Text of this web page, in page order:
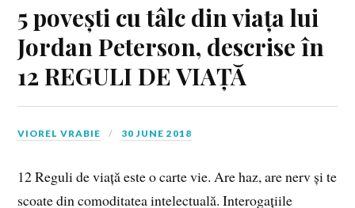
5 povești cu tâlc din viața lui
Jordan Peterson, descrise în
12 REGULI DE VIAȚĂ
VIOREL VRABIE 30 JUNE 2018
12 Reguli de viață este o carte vie. Are haz, are nerv și te
scoate din comoditatea intelectuală. Interogațiile